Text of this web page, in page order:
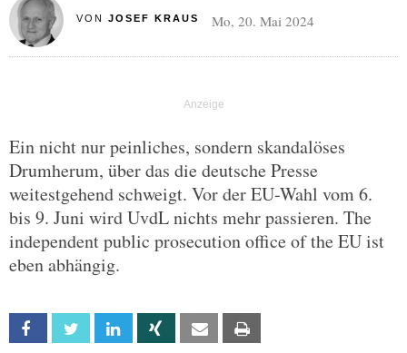
VON JOSEF KRAUS Mo, 20. Mai 2024
Ein nicht nur peinliches, sondern skandalöses
Drumherum, über das die deutsche Presse
weitestgehend schweigt. Vor der EU-Wahl vom 6.
bis 9. Juni wird UvdL nichts mehr passieren. The
independent public prosecution office of the EU ist
eben abhängig.
Facebook Twitter Linkedin Xing Email